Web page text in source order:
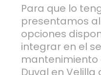
Para que lo
presentamos
opciones
integrar en el
mantenimiento
Duval en Velilla